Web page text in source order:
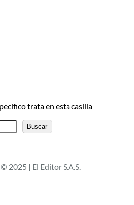
trata en esta casilla
B
u
a
Buscar
2025 | El Editor S.A.S.